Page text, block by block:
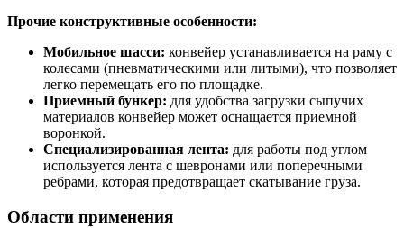
Прочие конструктивные особенности:
Мобильное шасси: конвейер устанавливается на раму с
колесами (пневматическими или литыми), что позволяет
легко перемещать его по площадке.
Приемный бункер: для удобства загрузки сыпучих
материалов конвейер может оснащается приемной
воронкой.
Специализированная лента: для работы под углом
используется лента с шевронами или поперечными
ребрами, которая предотвращает скатывание груза.
Области применения